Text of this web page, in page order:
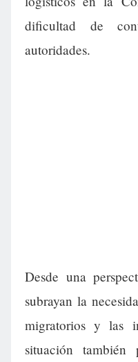
dificultad de
autoridades.
Desde una
subrayan la
migratorios y las
situación también